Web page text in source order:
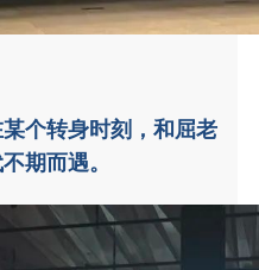
个转身时刻，和屈老
期而遇。